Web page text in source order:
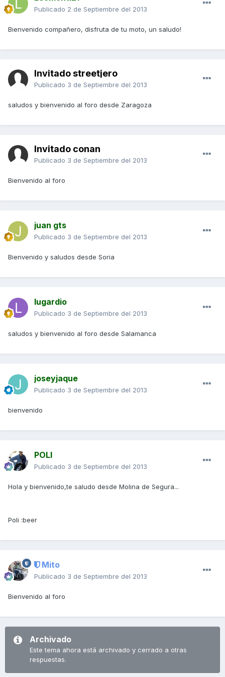
Publicado 2 de Septiembre del 2013
Bienvenido compañero, disfruta de tu moto, un saludo!
Invitado streetjero
Publicado 3 de Septiembre del 2013
saludos y bienvenido al foro desde Zaragoza
Invitado conan
Publicado 3 de Septiembre del 2013
Bienvenido al foro
juan gts
Publicado 3 de Septiembre del 2013
Bienvenido y saludos desde Soria
lugardio
Publicado 3 de Septiembre del 2013
saludos y bienvenido al foro desde Salamanca
joseyjaque
Publicado 3 de Septiembre del 2013
bienvenido
POLI
Publicado 3 de Septiembre del 2013
Hola y bienvenido,te saludo desde Molina de Segura...
Poli :beer
Mito
Publicado 3 de Septiembre del 2013
Bienvenido al foro
Archivado
Este tema ahora está archivado y cerrado a otras
respuestas.